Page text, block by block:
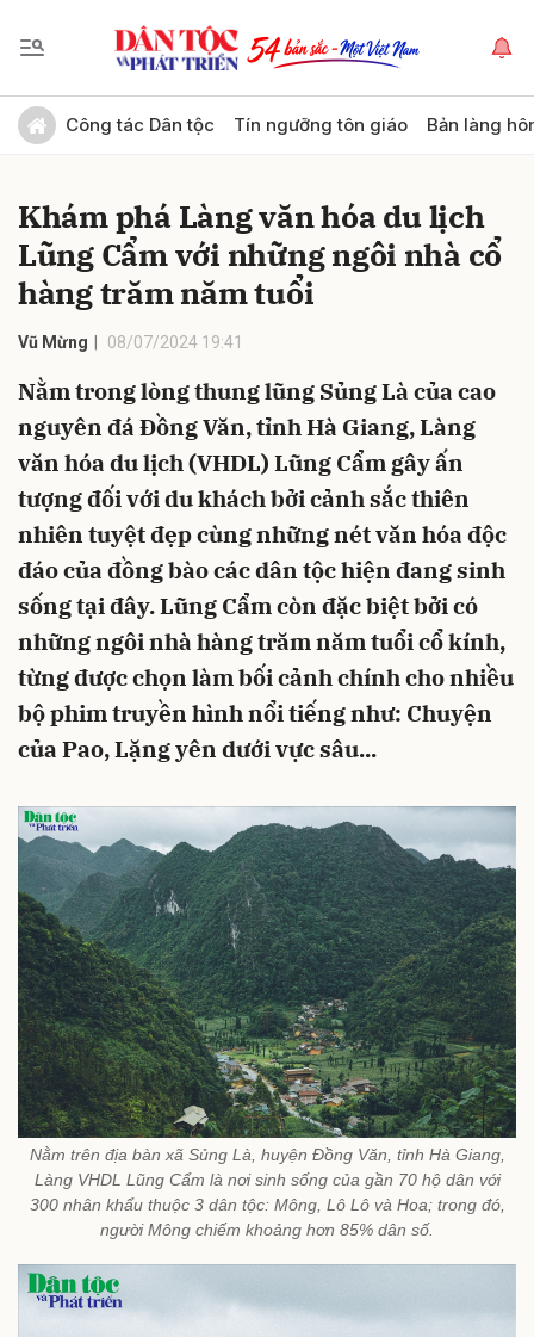
Công tác Dân tộc Tín ngưỡng tôn giáo Bản làng
Khám phá Làng văn hóa du lịch
Lũng Cẩm với những ngôi nhà cổ
hàng trăm năm tuổi
Vũ Mừng 08/07/2024 19:41
Nằm trong lòng thung lũng Sủng Là của cao
nguyên đá Đồng Văn, tỉnh Hà Giang, Làng
văn hóa du lịch (VHDL) Lũng Cẩm gây ấn
tượng đối với du khách bởi cảnh sắc thiên
nhiên tuyệt đẹp cùng những nét văn hóa độc
đáo của đồng bào các dân tộc hiện đang sinh
sống tại đây. Lũng Cẩm còn đặc biệt bởi có
những ngôi nhà hàng trăm năm tuổi cổ kính,
từng được chọn làm bối cảnh chính cho nhiều
bộ phim truyền hình nổi tiếng như: Chuyện
của Pao, Lặng yên dưới vực sâu...
Nằm trên địa bàn xã Sủng Là, huyện Đồng Văn, tỉnh Hà Giang,
Làng VHDL Lũng Cẩm là nơi sinh sống của gần 70 hộ dân với
300 nhân khẩu thuộc 3 dân tộc: Mông, Lô Lô và Hoa; trong đó,
người Mông chiếm khoảng hơn 85% dân số.
Gửi bình luận